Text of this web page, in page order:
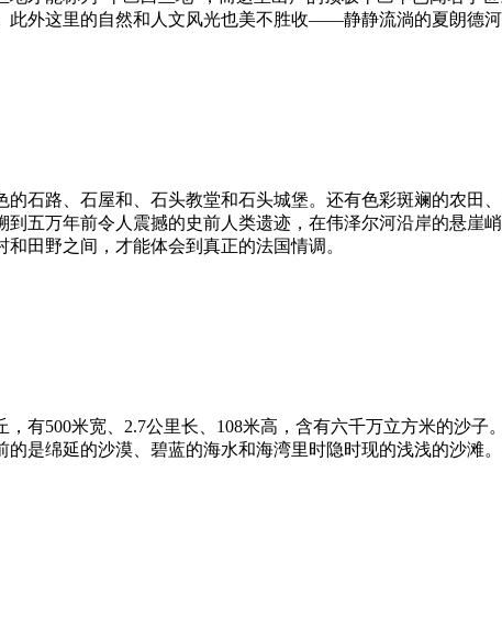
外这里的自然和人文风光也美不胜收——静静流淌的夏朗德
石路、石屋和、石头教堂和石头城堡。还有色彩斑斓的农田
五万年前令人震撼的史前人类遗迹，在伟泽尔河沿岸的悬崖
田野之间，才能体会到真正的法国情调。
有500米宽、2.7公里长、108米高，含有六千万立方米的沙
是绵延的沙漠、碧蓝的海水和海湾里时隐时现的浅浅的沙滩